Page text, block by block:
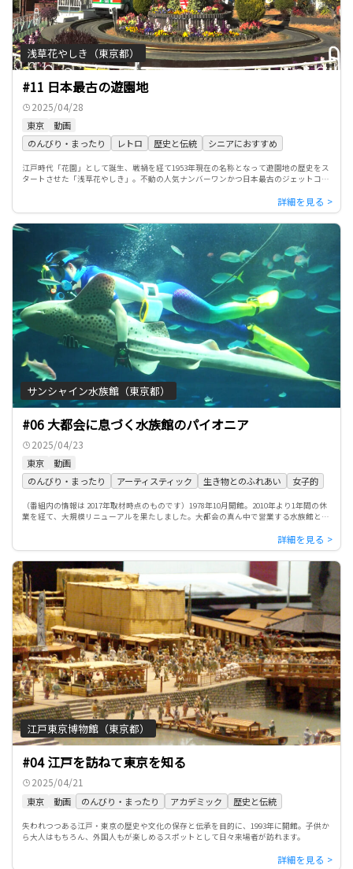
浅草花やしき（東京都）
#11 日本最古の遊園地
2025/04/28
東京
動画
のんびり・まったり
レトロ 歴史と伝統 シニアにおすすめ
江戸時代「花園」として誕生、戦禍を経て1953年現在の名称となって遊園地の歴史をス
タートさせた「浅草花やしき」。不動の人気ナンバーワンかつ日本最古のジェットコー
サンシャイン水族館（東京都）
#06 大都会に息づく水族館のパイオニア
2025/04/23
東京
動画
のんびり・まったり
アーティスティック 生き物とのふれあい 女子的
（番組内の情報は 2017年取材時点のものです）1978年10月開館。2010年より1年間の休
業を経て、大規模リニューアルを果たしました。大都会の真ん中で営業する水族館とし
江戸東京博物館（東京都）
#04 江戸を訪ねて東京を知る
2025/04/21
東京 動画 のんびり・まったり アカデミック 歴史と伝統
失われつつある江戸・東京の歴史や文化の保存と伝承を目的に、1993年に開館。子供か
ら大人はもちろん、外国人もが楽しめるスポットとして日々来場者が訪れます。